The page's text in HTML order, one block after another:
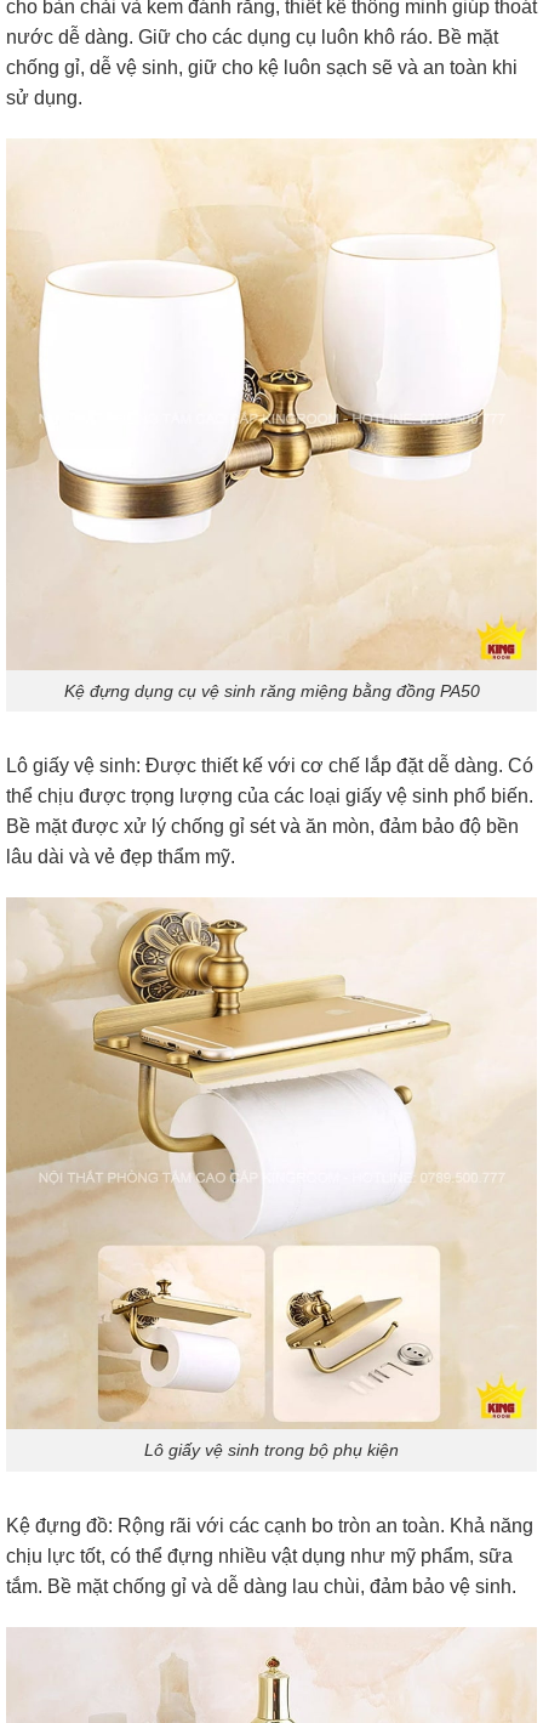
cho bàn chải và kem đánh răng, thiết kế thông minh giúp thoát
nước dễ dàng. Giữ cho các dụng cụ luôn khô ráo. Bề mặt
chống gỉ, dễ vệ sinh, giữ cho kệ luôn sạch sẽ và an toàn khi
sử dụng.
Kệ đựng dụng cụ vệ sinh răng miệng bằng đồng PA50
Lô giấy vệ sinh: Được thiết kế với cơ chế lắp đặt dễ dàng. Có
thể chịu được trọng lượng của các loại giấy vệ sinh phổ biến.
Bề mặt được xử lý chống gỉ sét và ăn mòn, đảm bảo độ bền
lâu dài và vẻ đẹp thẩm mỹ.
Lô giấy vệ sinh trong bộ phụ kiện
Kệ đựng đồ: Rộng rãi với các cạnh bo tròn an toàn. Khả năng
chịu lực tốt, có thể đựng nhiều vật dụng như mỹ phẩm, sữa
tắm. Bề mặt chống gỉ và dễ dàng lau chùi, đảm bảo vệ sinh.